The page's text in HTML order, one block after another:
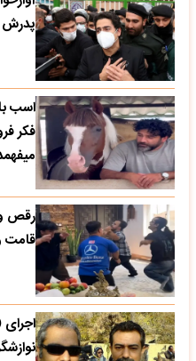
پدرش
اسب
فکر
رقص و